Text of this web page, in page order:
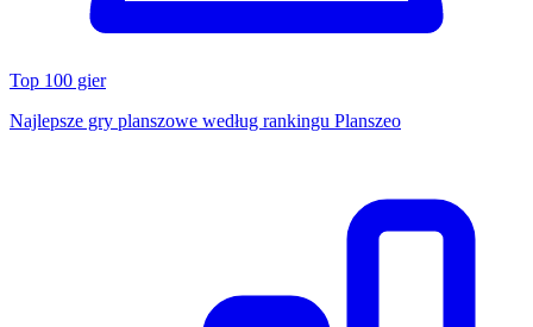
Top 100 gier
Najlepsze gry planszowe według rankingu Planszeo